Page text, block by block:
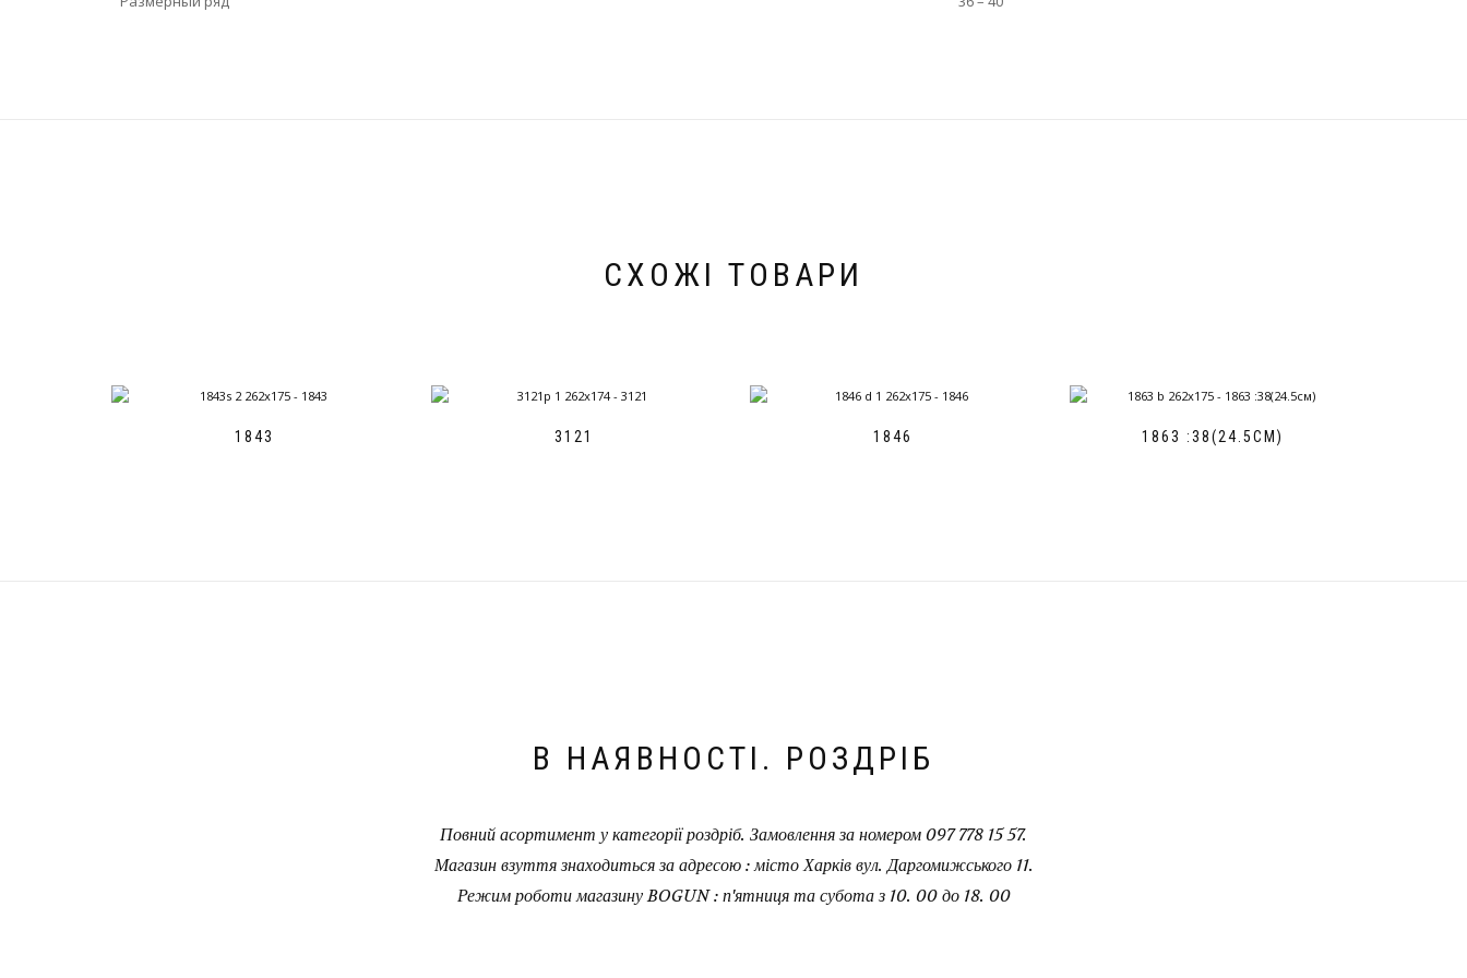
СХОЖІ ТОВАРИ
1843 3121 1846 1863 :38(24.5СМ)
В НАЯВНОСТІ. РОЗДРІБ
Повний асортимент у категорії роздріб. Замовлення за номером 097 778 15 57.
Магазин взуття знаходиться за адресою : місто Харків вул. Даргомижського 11.
Режим роботи магазину BOGUN : п'ятниця та субота з 10. 00 до 18. 00